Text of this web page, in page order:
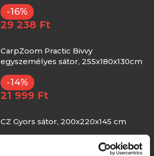
-16%
29 238 Ft
CarpZoom Practic Bivvy
egyszemélyes sátor, 255x180x130cm
-14%
21 999 Ft
CZ Gyors sátor, 200x220x145 cm